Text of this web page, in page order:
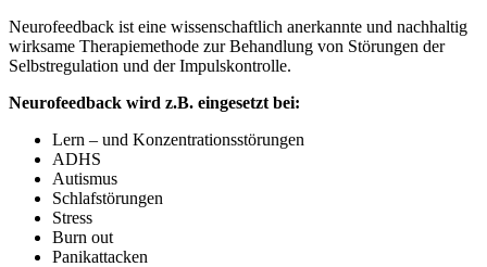
Neurofeedback ist eine wissenschaftlich anerkannte und nachhaltig
wirksame Therapiemethode zur Behandlung von Störungen der
Selbstregulation und der Impulskontrolle.
Neurofeedback wird z.B. eingesetzt bei:
Lern – und Konzentrationsstörungen
ADHS
Autismus
Schlafstörungen
Stress
Burn out
Panikattacken